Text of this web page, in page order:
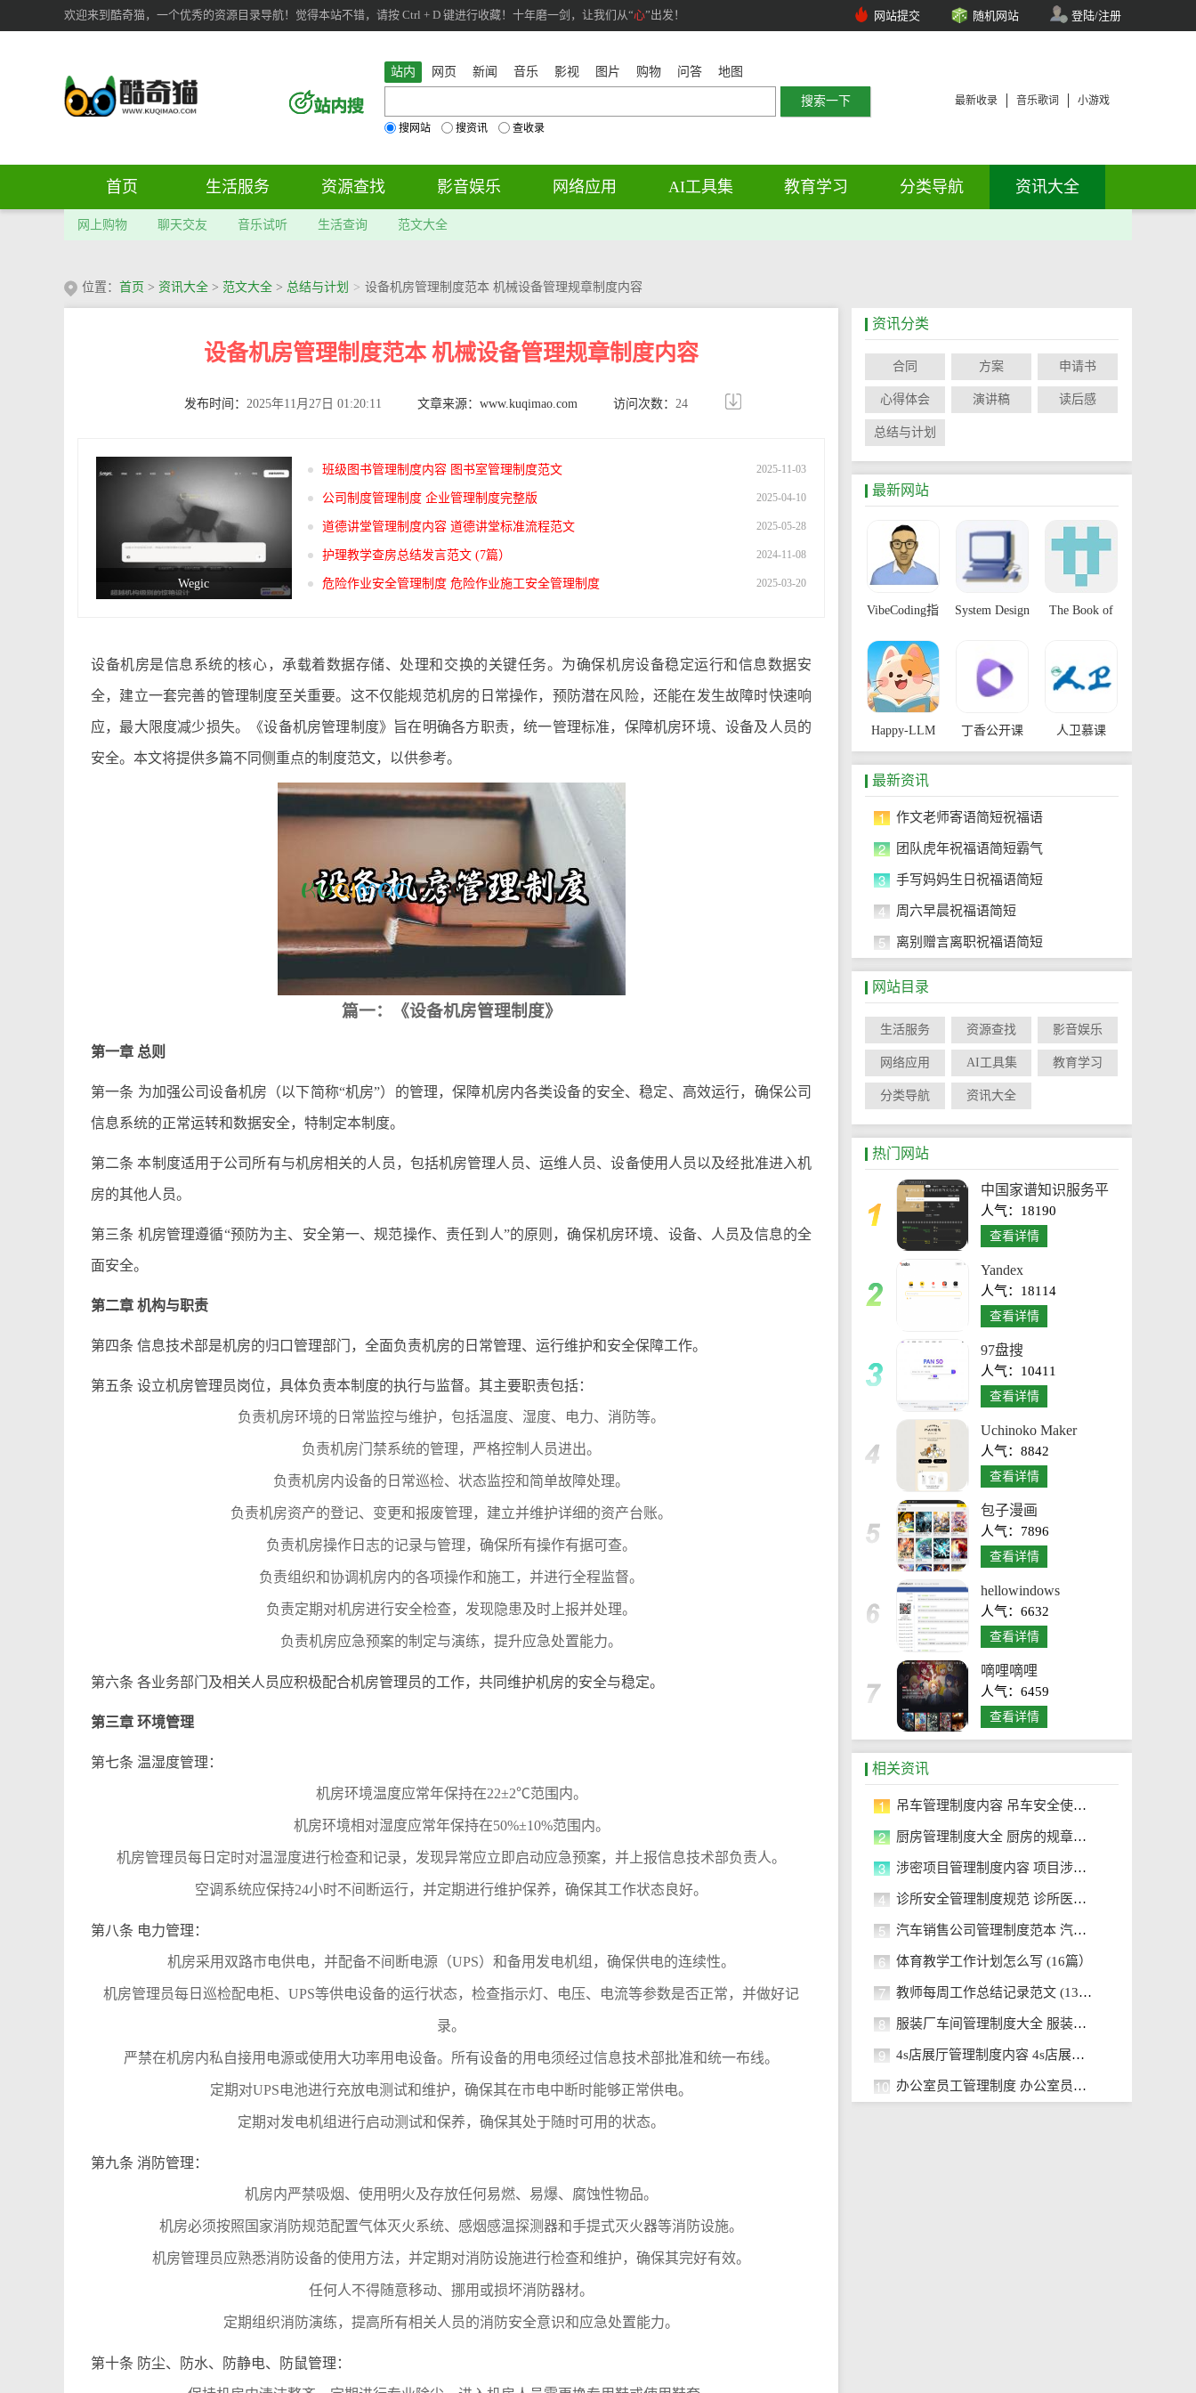
欢迎来到酷奇猫，一个优秀的资源目录导航！觉得本站不错，请按 Ctrl + D 键进行收藏！十年磨一剑，让我们从“心”出发！ 网站提交 随机网站 登陆/注册
站内 网页 新闻 音乐 影视 图片 购物 问答 地图
搜网站 搜资讯 查收录
最新收录 音乐歌词 小游戏
首页 生活服务 资源查找 影音娱乐 网络应用 AI工具集 教育学习 分类导航 资讯大全
网上购物 聊天交友 音乐试听 生活查询 范文大全
位置： 首页 > 资讯大全 > 范文大全 > 总结与计划 > 设备机房管理制度范本 机械设备管理规章制度内容
设备机房管理制度范本 机械设备管理规章制度内容
发布时间： 2025年11月27日 01:20:11 文章来源： www.kuqimao.com 访问次数： 24
Wegic
班级图书管理制度内容 图书室管理制度范文 2025-11-03
公司制度管理制度 企业管理制度完整版 2025-04-10
道德讲堂管理制度内容 道德讲堂标准流程范文 2025-05-28
护理教学查房总结发言范文 (7篇） 2024-11-08
危险作业安全管理制度 危险作业施工安全管理制度 2025-03-20
设备机房是信息系统的核心，承载着数据存储、处理和交换的关键任务。为确保机房设备稳定运行和信息数据安
全，建立一套完善的管理制度至关重要。这不仅能规范机房的日常操作，预防潜在风险，还能在发生故障时快速响
应，最大限度减少损失。《设备机房管理制度》旨在明确各方职责，统一管理标准，保障机房环境、设备及人员的
安全。本文将提供多篇不同侧重点的制度范文，以供参考。
篇一：《设备机房管理制度》
第一章 总则
第一条 为加强公司设备机房（以下简称“机房”）的管理，保障机房内各类设备的安全、稳定、高效运行，确保公司
信息系统的正常运转和数据安全，特制定本制度。
第二条 本制度适用于公司所有与机房相关的人员，包括机房管理人员、运维人员、设备使用人员以及经批准进入机
房的其他人员。
第三条 机房管理遵循“预防为主、安全第一、规范操作、责任到人”的原则，确保机房环境、设备、人员及信息的全
面安全。
第二章 机构与职责
第四条 信息技术部是机房的归口管理部门，全面负责机房的日常管理、运行维护和安全保障工作。
第五条 设立机房管理员岗位，具体负责本制度的执行与监督。其主要职责包括：
负责机房环境的日常监控与维护，包括温度、湿度、电力、消防等。
负责机房门禁系统的管理，严格控制人员进出。
负责机房内设备的日常巡检、状态监控和简单故障处理。
负责机房资产的登记、变更和报废管理，建立并维护详细的资产台账。
负责机房操作日志的记录与管理，确保所有操作有据可查。
负责组织和协调机房内的各项操作和施工，并进行全程监督。
负责定期对机房进行安全检查，发现隐患及时上报并处理。
负责机房应急预案的制定与演练，提升应急处置能力。
第六条 各业务部门及相关人员应积极配合机房管理员的工作，共同维护机房的安全与稳定。
第三章 环境管理
第七条 温湿度管理：
机房环境温度应常年保持在22±2℃范围内。
机房环境相对湿度应常年保持在50%±10%范围内。
机房管理员每日定时对温湿度进行检查和记录，发现异常应立即启动应急预案，并上报信息技术部负责人。
空调系统应保持24小时不间断运行，并定期进行维护保养，确保其工作状态良好。
第八条 电力管理：
机房采用双路市电供电，并配备不间断电源（UPS）和备用发电机组，确保供电的连续性。
机房管理员每日巡检配电柜、UPS等供电设备的运行状态，检查指示灯、电压、电流等参数是否正常，并做好记
录。
严禁在机房内私自接用电源或使用大功率用电设备。所有设备的用电须经过信息技术部批准和统一布线。
定期对UPS电池进行充放电测试和维护，确保其在市电中断时能够正常供电。
定期对发电机组进行启动测试和保养，确保其处于随时可用的状态。
第九条 消防管理：
机房内严禁吸烟、使用明火及存放任何易燃、易爆、腐蚀性物品。
机房必须按照国家消防规范配置气体灭火系统、感烟感温探测器和手提式灭火器等消防设施。
机房管理员应熟悉消防设备的使用方法，并定期对消防设施进行检查和维护，确保其完好有效。
任何人不得随意移动、挪用或损坏消防器材。
定期组织消防演练，提高所有相关人员的消防安全意识和应急处置能力。
第十条 防尘、防水、防静电、防鼠管理：
资讯分类
合同 方案 申请书
心得体会 演讲稿 读后感
总结与计划
最新网站
VibeCoding指
南
System Design The Book of
Knowledge
Happy-LLM 丁香公开课 人卫慕课
最新资讯
1 作文老师寄语简短祝福语
2 团队虎年祝福语简短霸气
3 手写妈妈生日祝福语简短
4 周六早晨祝福语简短
5 离别赠言离职祝福语简短
网站目录
生活服务 资源查找 影音娱乐
网络应用 AI工具集 教育学习
分类导航 资讯大全
热门网站
中国家谱知识服务平
台
人气：18190
查看详情
Yandex
人气：18114
查看详情
97盘搜
人气：10411
查看详情
Uchinoko Maker
人气：8842
查看详情
包子漫画
人气：7896
查看详情
hellowindows
人气：6632
查看详情
嘀哩嘀哩
人气：6459
查看详情
相关资讯
1 吊车管理制度内容 吊车安全使用管
2 厨房管理制度大全 厨房的规章管理
3 涉密项目管理制度内容 项目涉密事
4 诊所安全管理制度规范 诊所医疗安
5 汽车销售公司管理制度范本 汽车销
6 体育教学工作计划怎么写 (16篇）
7 教师每周工作总结记录范文 (13篇）
8 服装厂车间管理制度大全 服装缝纫
9 4s店展厅管理制度内容 4s店展厅管
10 办公室员工管理制度 办公室员工日